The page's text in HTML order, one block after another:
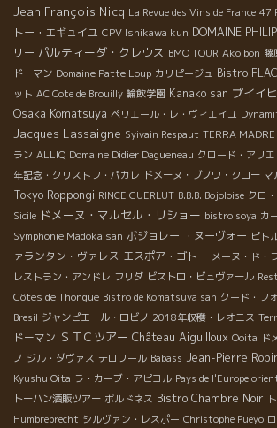
Jean François Nicq La Revue des Vins de France 47
トー・エギュイユ CPV Ishikawa kun DOMAINE
リー パルティーダ・クレウス BMO TOUR Akoibon 藤
ドーマン Domaine Patte Loup カリピージュ Bistro
ット AC Cote de Brouilly 輪飲学園 Kanako san プイイ
Osaka Komatsuya ペリエール・レ・ヴィエイユ
Jacques Lassaigne Syivain Respaut TERRA MADRE
ラン ALLIQ Domaine Didier Dagueneau クロード・アリエ
年記念・クリストフ・パカレ ドメーヌ・ブノワ・クロー マ
Tokyo Roppongi RINCE GUERLUT B.B.B. Bojoloise クロ
Sicile ドメーヌ・マルセル・リショー bistro soya カ
Symphonie Madoka san ボジョレー ・ヌーヴォー ピト
ァランタン・ヴァレス エスポア・ゴトー メーヌ・ド・
レストラン・アンドレ フリダ ビストロ・ビュヴァール
Côtes de Thongue Bistro de Komatsuya san クード・フ
Bresil ジャンピエール・ロビノ 2018年収穫・レオニス
ドーマン ＳＴＣツアー Château Aiguilloux Ooita ド
ノ ジル・ダヴァス テロワール Babass Jean-Pierre
Kyushu Oita ラ・カーブ・アピコル Pays de l'Europe
トーハン酒販ツアー ボルドネス Bistro Chambre Noir
Humbrebrecht シルヴァン・レスポー Christophe Pueyo